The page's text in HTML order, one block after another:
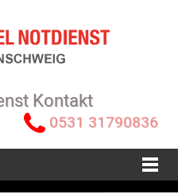
Kontakt
0531 31790836